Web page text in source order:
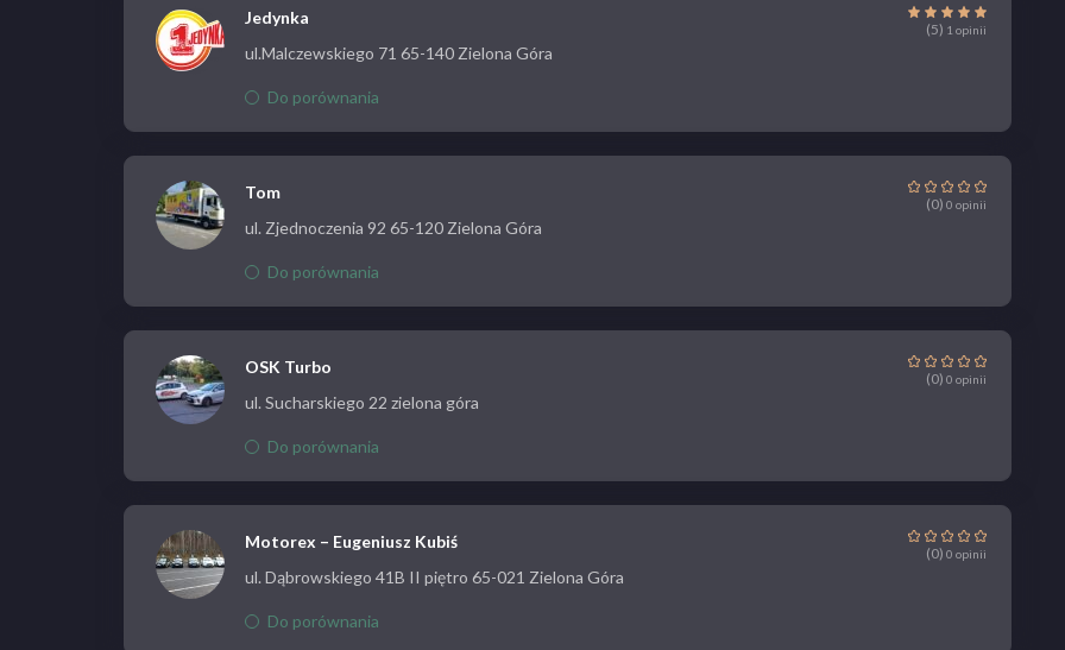
Jedynka
(5) 1 opinii
ul.Malczewskiego 71 65-140 Zielona Góra
Do porównania
Tom
(0) 0 opinii
ul. Zjednoczenia 92 65-120 Zielona Góra
Do porównania
OSK Turbo
(0) 0 opinii
ul. Sucharskiego 22 zielona góra
Do porównania
Motorex – Eugeniusz Kubiś
(0) 0 opinii
ul. Dąbrowskiego 41B II piętro 65-021 Zielona Góra
Do porównania